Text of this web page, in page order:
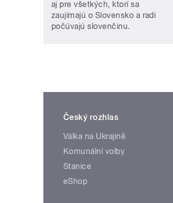
aj pre všetkých, ktorí sa
zaujímajú o Slovensko a radi
počúvajú slovenčinu.
Český rozhlas
Válka na Ukrajině
Komunální volby
Stanice
eShop